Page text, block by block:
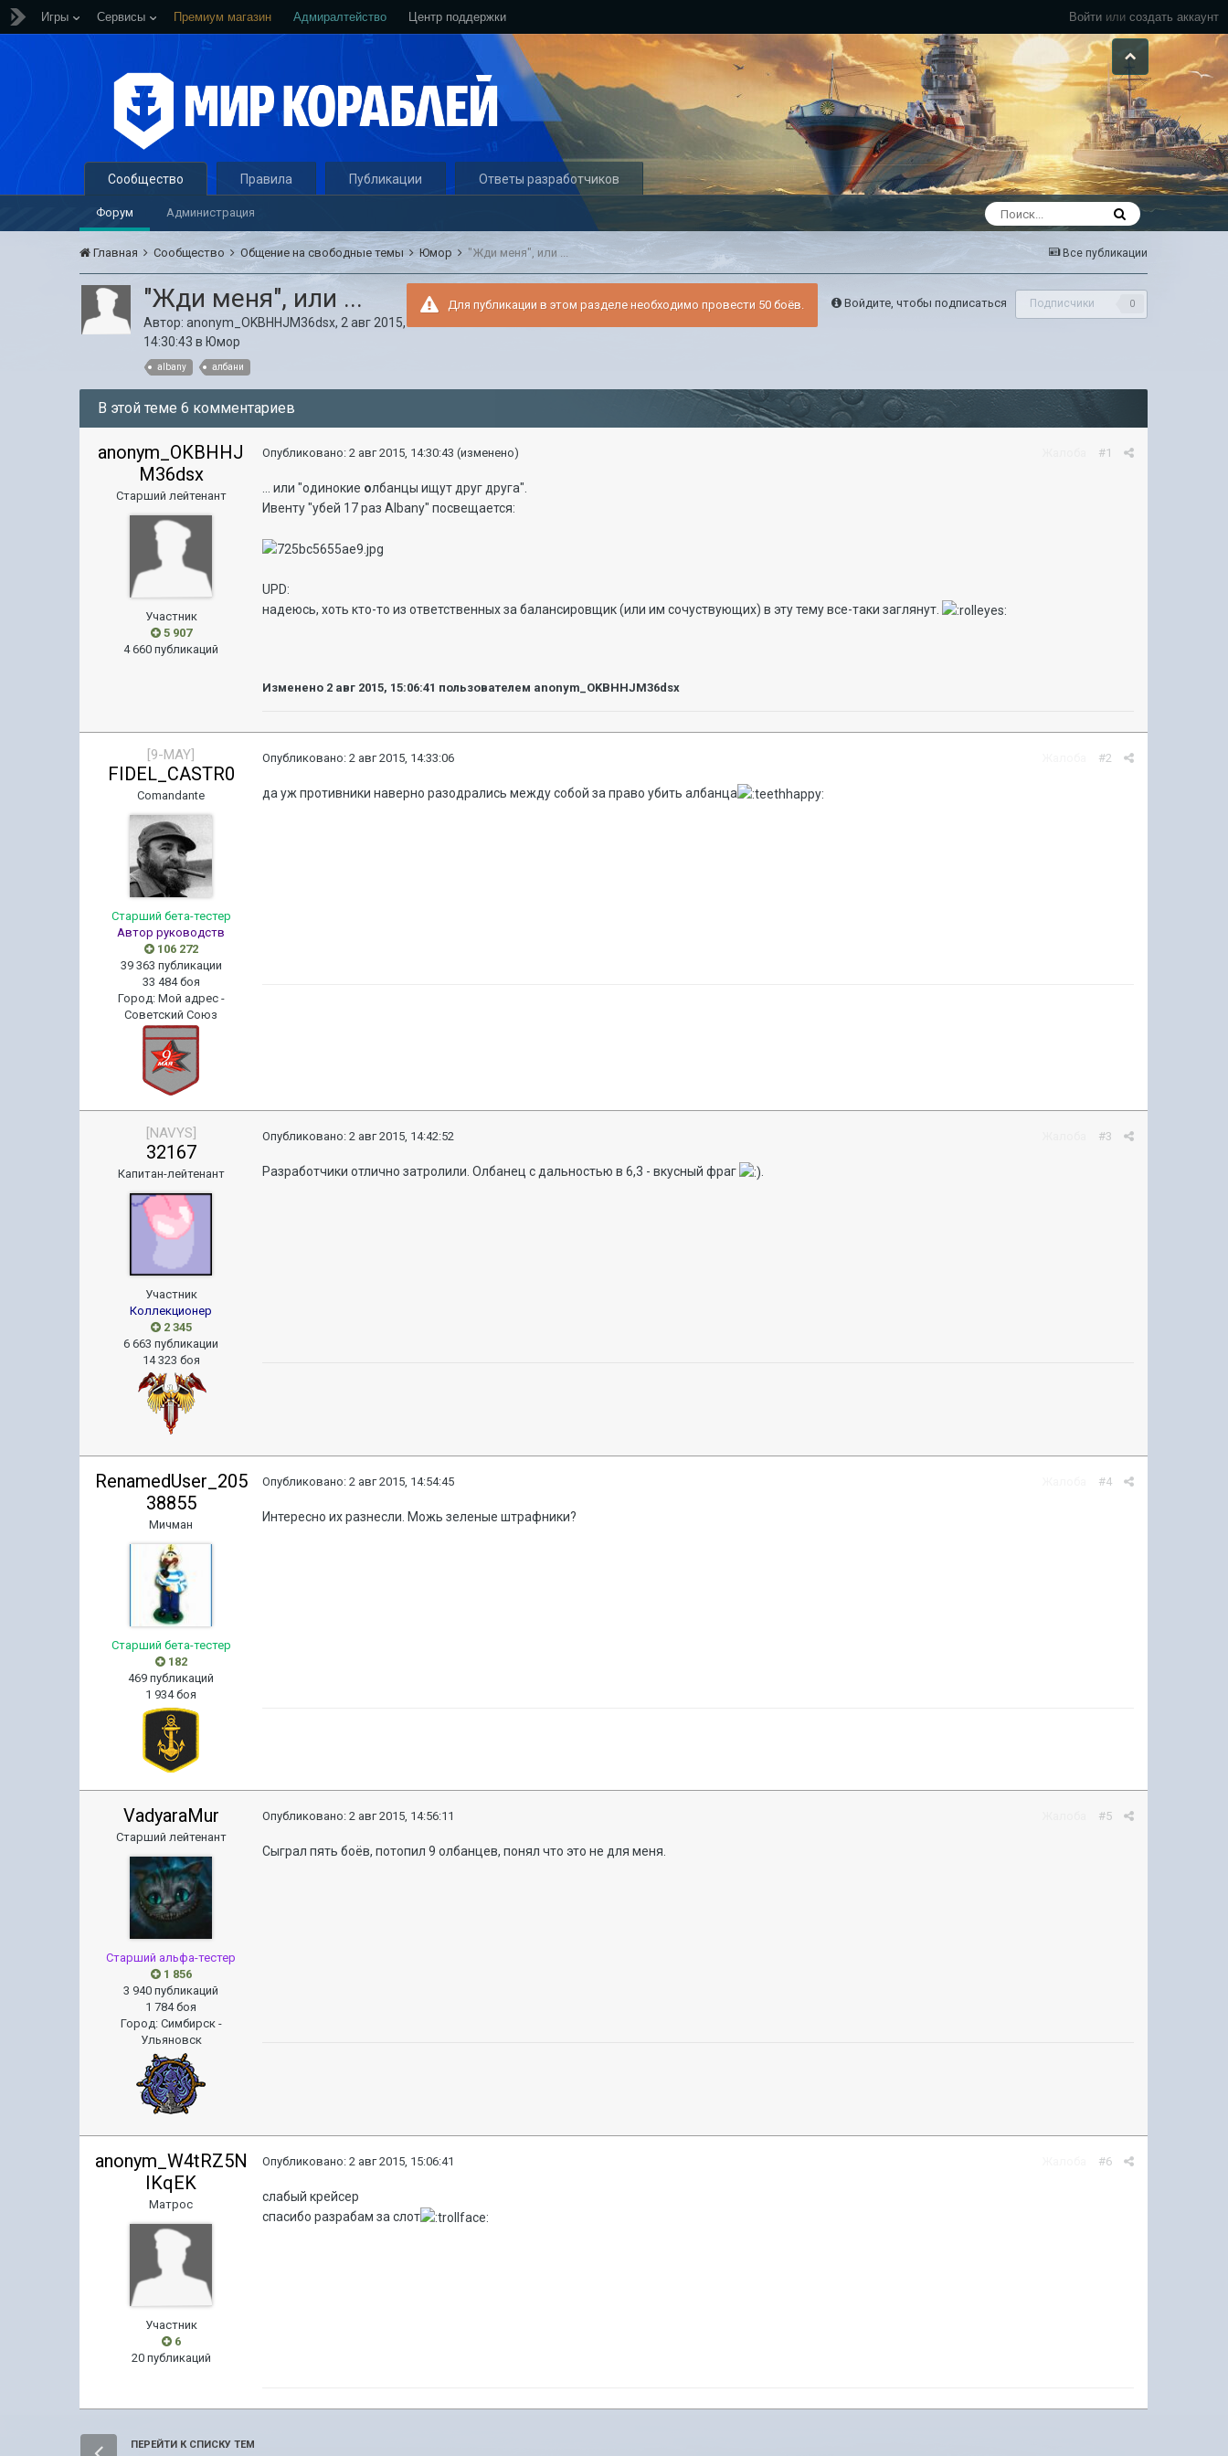
Войти или создать аккаунт
Игры Сервисы Премиум магазин Адмиралтейство Центр поддержки
Сообщество
Форум Администрация
Правила Публикации Ответы разработчиков
Все публикации
Главная Сообщество Общение на свободные темы Юмор "Жди меня", или ...
Войдите, чтобы подписаться Подписчики 0
Для публикации в этом разделе необходимо провести 50 боёв.
"Жди меня", или ...
Автор:anonym_OKBHHJM36dsx, 2 авг 2015,
14:30:43 в Юмор
albany албани
В этой теме 6 комментариев
anonym_OKBHHJ
M36dsx
Старший лейтенант
Участник
5 907
4 660 публикаций
#1
Опубликовано:2 авг 2015, 14:30:43 (изменено)
... или "одинокие олбанцы ищут друг друга".
Ивенту "убей 17 раз Albany" посвещается:
UPD:
надеюсь, хоть кто-то из ответственных за балансировщик (или им сочуствующих) в эту тему все-таки заглянут.
Изменено 2 авг 2015, 15:06:41 пользователем anonym_OKBHHJM36dsx
[9-MAY]
FIDEL_CASTR0
Comandante
Старший бета-тестер
Автор руководств
106 272
39 363 публикации
33 484 боя
Город: Мой адрес -
Советский Союз
#2
Опубликовано:2 авг 2015, 14:33:06
да уж противники наверно разодрались между собой за право убить албанца
[NAVYS]
32167
Капитан-лейтенант
Участник
Коллекционер
2 345
6 663 публикации
14 323 боя
#3
Опубликовано:2 авг 2015, 14:42:52
Разработчики отлично затролили. Олбанец с дальностью в 6,3 - вкусный фраг
RenamedUser_205
38855
Мичман
Старший бета-тестер
182
469 публикаций
1 934 боя
#4
Опубликовано:2 авг 2015, 14:54:45
Интересно их разнесли. Можь зеленые штрафники?
VadyaraMur
Старший лейтенант
Старший альфа-тестер
1 856
3 940 публикаций
1 784 боя
Город: Симбирск -
Ульяновск
#5
Опубликовано:2 авг 2015, 14:56:11
Сыграл пять боёв, потопил 9 олбанцев, понял что это не для меня.
anonym_W4tRZ5N
IKqEK
Матрос
Участник
6
20 публикаций
#6
Опубликовано:2 авг 2015, 15:06:41
слабый крейсер
спасибо разрабам за слот
ПЕРЕЙТИ К СПИСКУ ТЕМ